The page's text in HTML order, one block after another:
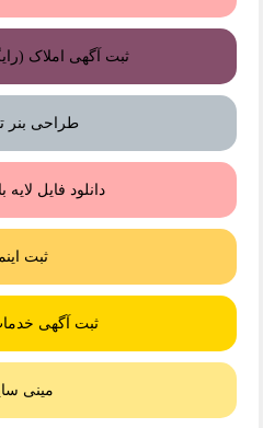
ثبت آگهی املاک
طراحی بنر
دانلود فایل لایه
ثبت
ثبت آگهی
مینی